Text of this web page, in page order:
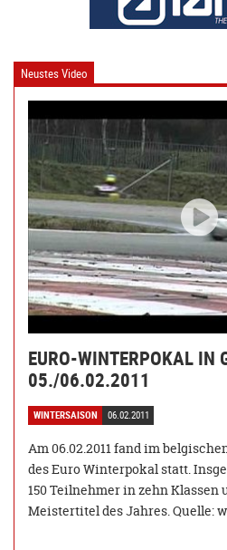
Neustes Video
EURO-WINTERPOKAL IN
05./06.02.2011
WINTERSAISON 06.02.2011
Am 06.02.2011 fand im
des Euro Winterpokal statt.
150 Teilnehmer in zehn Klassen
Meistertitel des Jahres. Quelle: